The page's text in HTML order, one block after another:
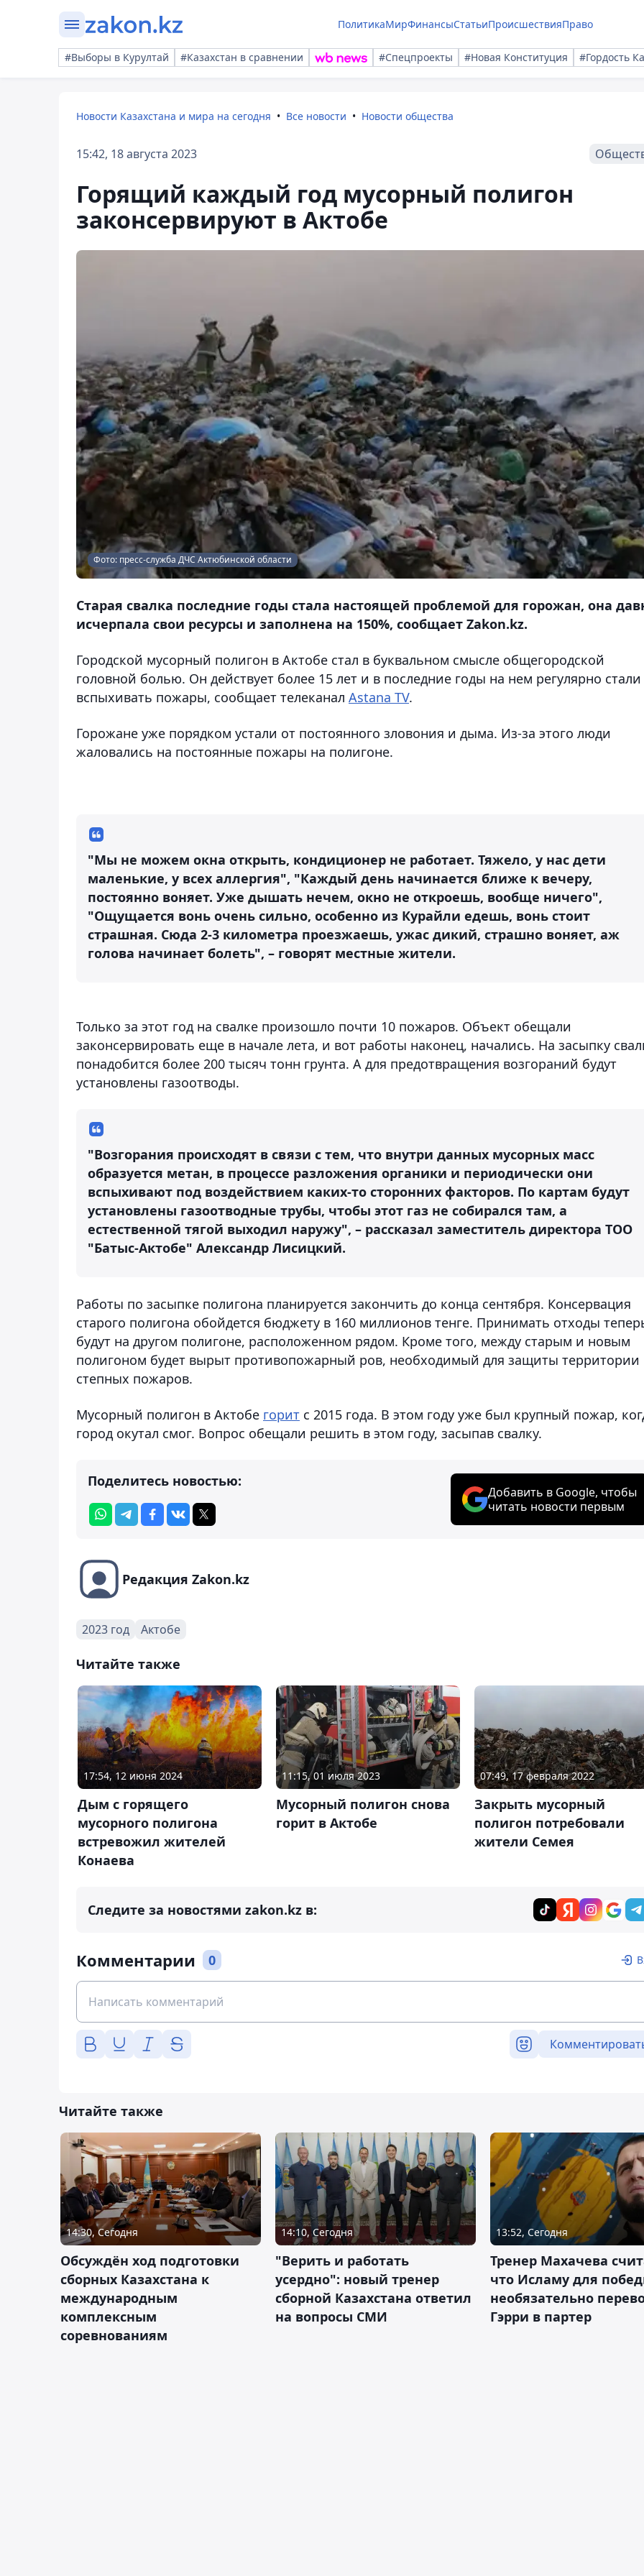
ПолитикаМирФинансыСтатьиПроисшествияПраво
#Выборы в Курултай #Казахстан в сравнении #Спецпроекты #Новая Конституция #Гордость
Новости Казахстана и мира на сегодня Все новости Новости общества
15:42, 18 августа 2023
Горящий каждый год мусорный полигон
законсервируют в Актобе
Фото: пресс-служба ДЧС Актюбинской области
Старая свалка последние годы стала настоящей проблемой для горожан, она
исчерпала свои ресурсы и заполнена на 150%, сообщает Zakon.kz.
Городской мусорный полигон в Актобе стал в буквальном смысле общегородской
головной болью. Он действует более 15 лет и в последние годы на нем регулярно стали
вспыхивать пожары, сообщает телеканал Astana TV.
Горожане уже порядком устали от постоянного зловония и дыма. Из-за этого люди
жаловались на постоянные пожары на полигоне.
"Мы не можем окна открыть, кондиционер не работает. Тяжело, у нас дети
маленькие, у всех аллергия", "Каждый день начинается ближе к вечеру,
постоянно воняет. Уже дышать нечем, окно не откроешь, вообще ничего",
"Ощущается вонь очень сильно, особенно из Курайли едешь, вонь стоит
страшная. Сюда 2-3 километра проезжаешь, ужас дикий, страшно воняет, аж
голова начинает болеть", – говорят местные жители.
Только за этот год на свалке произошло почти 10 пожаров. Объект обещали
законсервировать еще в начале лета, и вот работы наконец, начались. На засыпку
понадобится более 200 тысяч тонн грунта. А для предотвращения возгораний будут
установлены газоотводы.
"Возгорания происходят в связи с тем, что внутри данных мусорных масс
образуется метан, в процессе разложения органики и периодически они
вспыхивают под воздействием каких-то сторонних факторов. По картам будут
установлены газоотводные трубы, чтобы этот газ не собирался там, а
естественной тягой выходил наружу", – рассказал заместитель директора ТОО
"Батыс-Актобе" Александр Лисицкий.
Работы по засыпке полигона планируется закончить до конца сентября. Консервация
старого полигона обойдется бюджету в 160 миллионов тенге. Принимать отходы
будут на другом полигоне, расположенном рядом. Кроме того, между старым и новым
полигоном будет вырыт противопожарный ров, необходимый для защиты территории
степных пожаров.
Мусорный полигон в Актобе горит с 2015 года. В этом году уже был крупный пожар,
город окутал смог. Вопрос обещали решить в этом году, засыпав свалку.
Поделитесь новостью:
Добавить в Google, чтобы
читать новости первым
Редакция Zakon.kz
2023 год Актобе
Читайте также
17:54, 12 июня 2024
Дым с горящего
мусорного полигона
встревожил жителей
Конаева
11:15, 01 июля 2023
Мусорный полигон снова
горит в Актобе
07:49, 17 февраля 2022
Закрыть мусорный
полигон потребовали
жители Семея
Следите за новостями zakon.kz в:
Комментарии 0
Читайте также
14:30, Сегодня
Обсуждён ход подготовки
сборных Казахстана к
международным
комплексным
соревнованиям
14:10, Сегодня
"Верить и работать
усердно": новый тренер
сборной Казахстана ответил
на вопросы СМИ
13:52, Сегодня
Тренер Махачева
что Исламу для
необязательно
Гэрри в партер